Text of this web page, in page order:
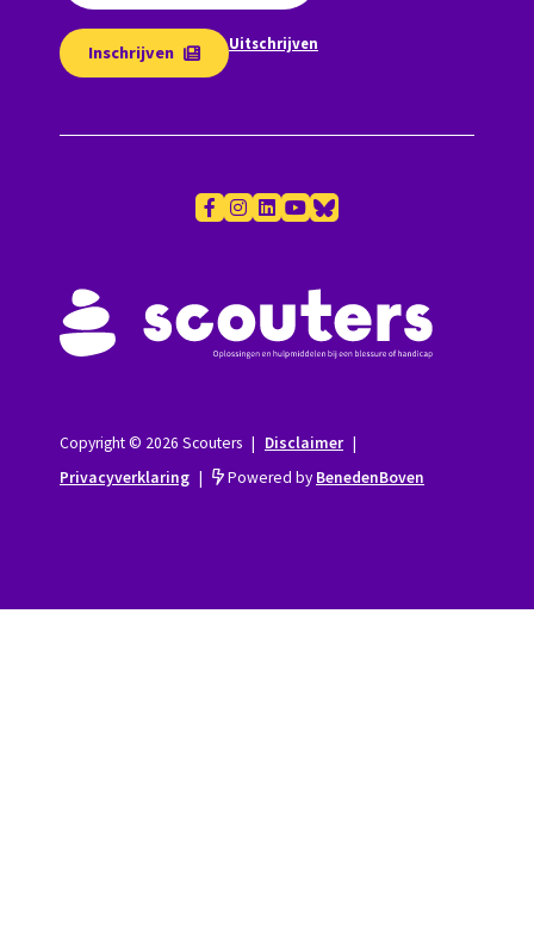
Inschrijven Uitschrijven
Copyright © 2026 Scouters | Disclaimer |
Privacyverklaring | Powered by BenedenBoven